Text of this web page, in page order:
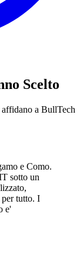
Scelto
a BullTech
e Como.
sotto un
tutto. I
e'